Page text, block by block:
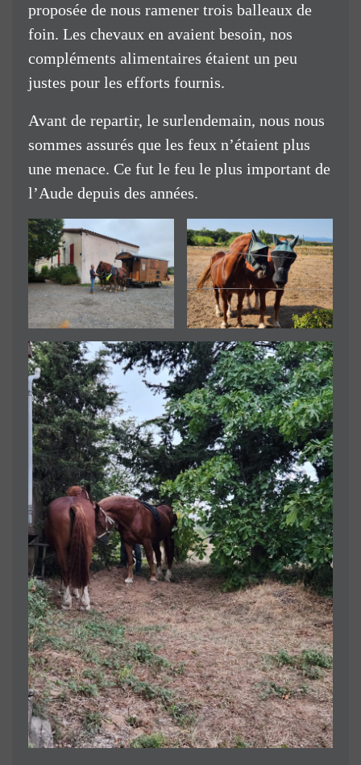
proposée de nous ramener trois balleaux de
foin. Les chevaux en avaient besoin, nos
compléments alimentaires étaient un peu
justes pour les efforts fournis.
Avant de repartir, le surlendemain, nous nous
sommes assurés que les feux n’étaient plus
une menace. Ce fut le feu le plus important de
l’Aude depuis des années.